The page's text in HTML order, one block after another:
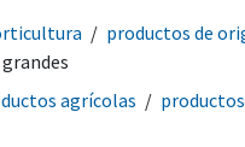
productos de
agrícolas